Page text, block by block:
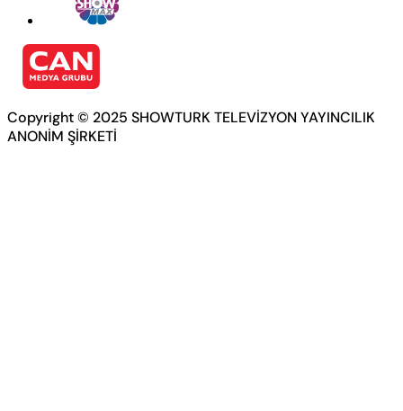
Copyright © 2025 SHOWTURK TELEVİZYON YAYINCILIK
ANONİM ŞİRKETİ